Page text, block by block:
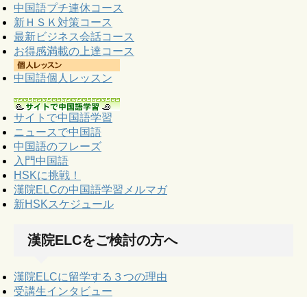
中国語プチ連休コース
新ＨＳＫ対策コース
最新ビジネス会話コース
お得感満載の上達コース
中国語個人レッスン
サイトで中国語学習
ニュースで中国語
中国語のフレーズ
入門中国語
HSKに挑戦！
漢院ELCの中国語学習メルマガ
新HSKスケジュール
漢院ELCをご検討の方へ
漢院ELCに留学する３つの理由
受講生インタビュー